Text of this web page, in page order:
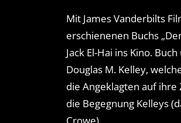
Mit James Vanderbilts
erschienenen Buchs
Jack El-Hai ins Kino.
Douglas M. Kelley,
die Angeklagten auf
die Begegnung Kelleys